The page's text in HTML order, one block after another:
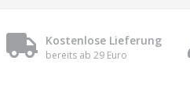
Kostenlose Lieferung
bereits ab 29 Euro